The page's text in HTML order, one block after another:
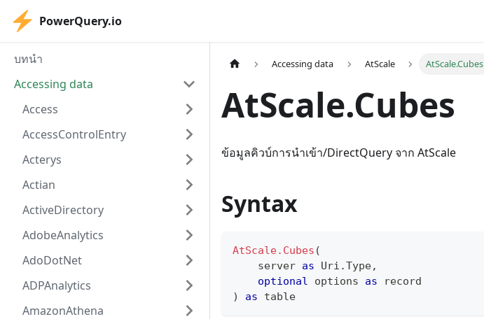
PowerQuery.io
บทนำ
Accessing data
Access
AccessControlEntry
Acterys
Actian
ActiveDirectory
AdobeAnalytics
AdoDotNet
ADPAnalytics
AmazonAthena
Accessing data AtScale AtScale.Cubes
AtScale.Cubes
ข้อมูลคิวบ์การนำเข้า/DirectQuery จาก AtScale
Syntax
AtScale.Cubes (
    server
as Uri.Type,
optional options as
record
)
as table